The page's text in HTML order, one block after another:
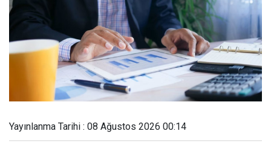
Yayınlanma Tarihi : 08 Ağustos 2026 00:14